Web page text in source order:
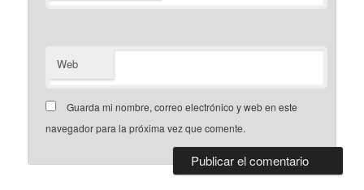
Web
Guarda mi nombre, correo electrónico y web en este
navegador para la próxima vez que comente.